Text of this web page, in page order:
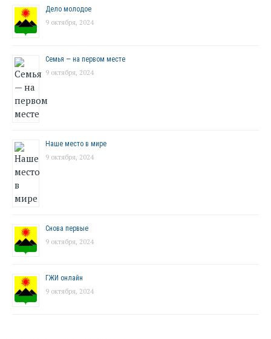
Дело молодое
9 октября, 2024
Семья — на первом месте
9 октября, 2024
Наше место в мире
9 октября, 2024
Снова первые
9 октября, 2024
ГЖИ онлайн
9 октября, 2024